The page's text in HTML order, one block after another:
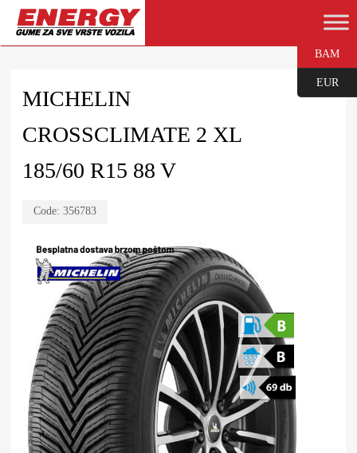
MICHELIN
CROSSCLIMATE 2 XL
185/60 R15 88 V
Code: 356783
BAM
EUR